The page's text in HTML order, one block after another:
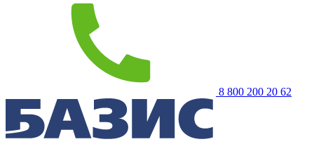
8 800 200 20 62